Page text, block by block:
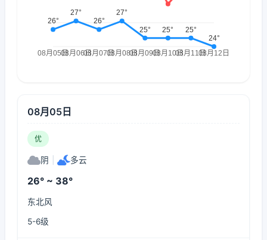
08月05日
优
阴 多云
26° ~ 38°
东北风
5-6级